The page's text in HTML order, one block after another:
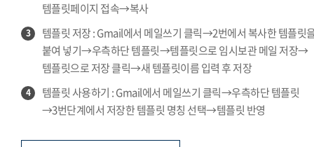
템플릿페이지 접속→복사
3
템플릿 저장 : Gmail에서 메일쓰기 클릭→2번에서 복사한 템플릿
붙여 넣기→우측하단 템플릿→템플릿으로 임시보관 메일 저장→
템플릿으로 저장 클릭→새 템플릿이름 입력 후 저장
4
템플릿 사용하기 : Gmail에서 메일쓰기 클릭→우측하단 템플릿
→3번단계에서 저장한 템플릿 명칭 선택→템플릿 반영